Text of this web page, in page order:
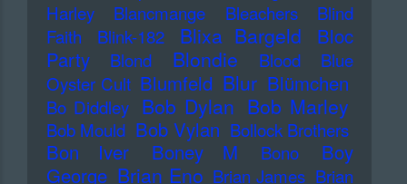
Harley
Blancmange Bleachers
Blind
Faith
Blink-182 Blixa Bargeld
Bloc
Party
Blond Blondie Blood
Blue
Oyster Cult Blumfeld Blur Blümchen
Bo Diddley Bob Dylan Bob Marley
Bob Mould Bob Vylan Bollock Brothers
Bon Iver Boney M Bono
Boy
George Brian Eno Brian James Brian